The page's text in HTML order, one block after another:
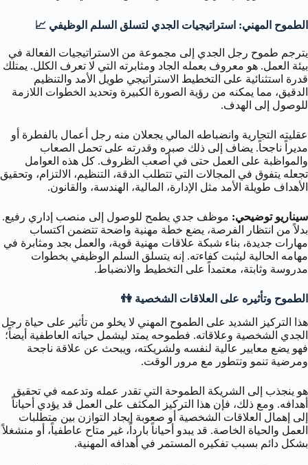
الطموح المهني: استراتيجيات الجدي لتسلق السلم الوظيفي 📈
يترجم طموح رجل الجدي إلى مجموعة من الاستراتيجيات الفعالة في
بيئة العمل. هو معروف بعمله الجاد ومثابرته التي لا تعرف الكلل. يمتلك
قدرة استثنائية على التخطيط الاستراتيجي طويل الأمد والتنظيم
الدقيق، مما يمكنه من رؤية الصورة الكبيرة وتحديد الخطوات اللازمة
للوصول إلى الهدف.
عقليته التجارية وانضباطه المالي يجعلان منه رجل أعمال بالفطرة أو
مديراً ناجحاً. يضاف إلى ذلك صبره وقدرته على تحمل الصعاب
والمواظبة على العمل حتى في أصعب الظروف. كل هذه العوامل
تجعله يتفوق في المجالات التي تتطلب الدقة، التنظيم، الالتزام، وتحقيق
الأهداف طويلة الأمد مثل الإدارة، المالية، الهندسة، والقانون.
سيناريو توضيحي: موظف جدي يطمح للوصول إلى منصب إداري رفيع.
بدلاً من انتظار الفرصة، يضع خطة مهنية واضحة تتضمن اكتساب
مهارات جديدة، بناء شبكة علاقات مهنية قوية، والعمل بجد ومثابرة في
مهامه الحالية ليثبت كفاءته. إنه يتسلق السلم الوظيفي بخطوات
مدروسة وثابتة، معتمداً على التخطيط والانضباط.
الطموح وتأثيره على العلاقات الشخصية 👫
هذا التركيز الشديد على الطموح المهني لا يخلو من تأثير على حياة رجل
الجدي الشخصية وعلاقاته. فطموحه يمتد ليشمل حياته العاطفية أيضاً؛
فهو يضع معايير عالية لنفسه ولشريكته، ويبحث عن علاقة ناجحة
ومرضية تنمو وتتطور مع مرور الوقت.
هو ينجذب إلى الشريكة الطموحة التي تقدر عمله وتدعمه في تحقيق
أهدافه. ومع ذلك، فإن هذا التركيز المكثف على العمل قد يؤدي أحياناً
إلى إهمال العلاقات الشخصية أو صعوبة إيجاد التوازن بين متطلبات
العمل والحياة الخاصة. قد يبدو أحياناً بارداً، غير متاح عاطفياً، أو منشغلاً
بشكل دائم بسبب تفكيره المستمر في أهدافه المهنية.